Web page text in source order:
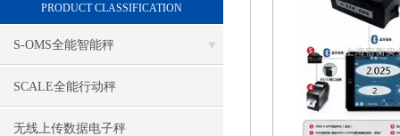
PRODUCT CLASSIFICATION
S-OMS全能智能秤
SCALE全能行动秤
无线上传数据电子秤